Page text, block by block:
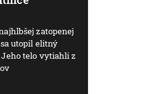
zatopenej
utopil elitný
telo vytiahli z